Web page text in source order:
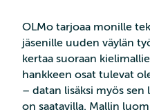
OLMo tarjoaa monille
jäsenille uuden väylän
kertaa suoraan
hankkeen osat tulevat
– datan lisäksi myös
on saatavilla. Mallin